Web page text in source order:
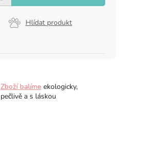
Hlídat produkt
Zboží balíme ekologicky,
pečlivě a s láskou